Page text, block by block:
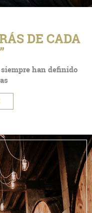
DE CADA
han definido